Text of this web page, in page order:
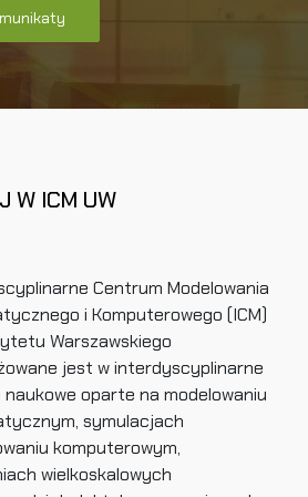
W ICM UW
Centrum Modelowania
i Komputerowego (ICM)
Warszawskiego
jest w interdyscyplinarne
naukowe oparte na modelowaniu
symulacjach
komputerowym,
wielkoskalowych